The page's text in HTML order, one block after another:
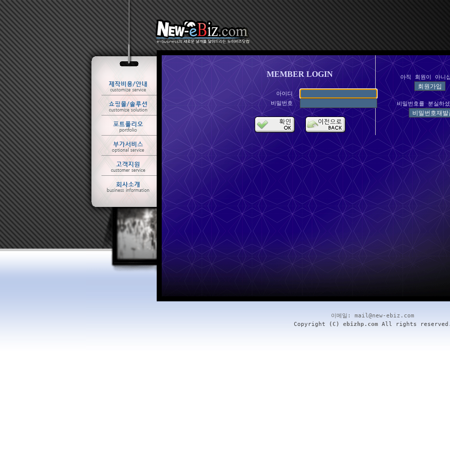
MEMBER LOGIN
아이디
비밀번호
아직 회원이 아니
비밀번호를 분실하
이메일: mail@new-ebiz.com
Copyright
(C) ebizhp.comAll rights